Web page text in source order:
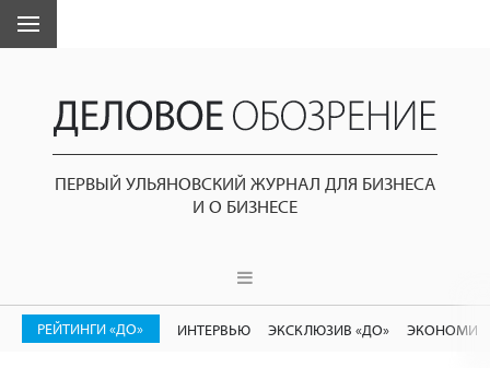
ПЕРВЫЙ УЛЬЯНОВСКИЙ ЖУРНАЛ ДЛЯ БИЗНЕСА
И О БИЗНЕСЕ
РЕЙТИНГИ «ДО» ИНТЕРВЬЮ ЭКСКЛЮЗИВ «ДО»